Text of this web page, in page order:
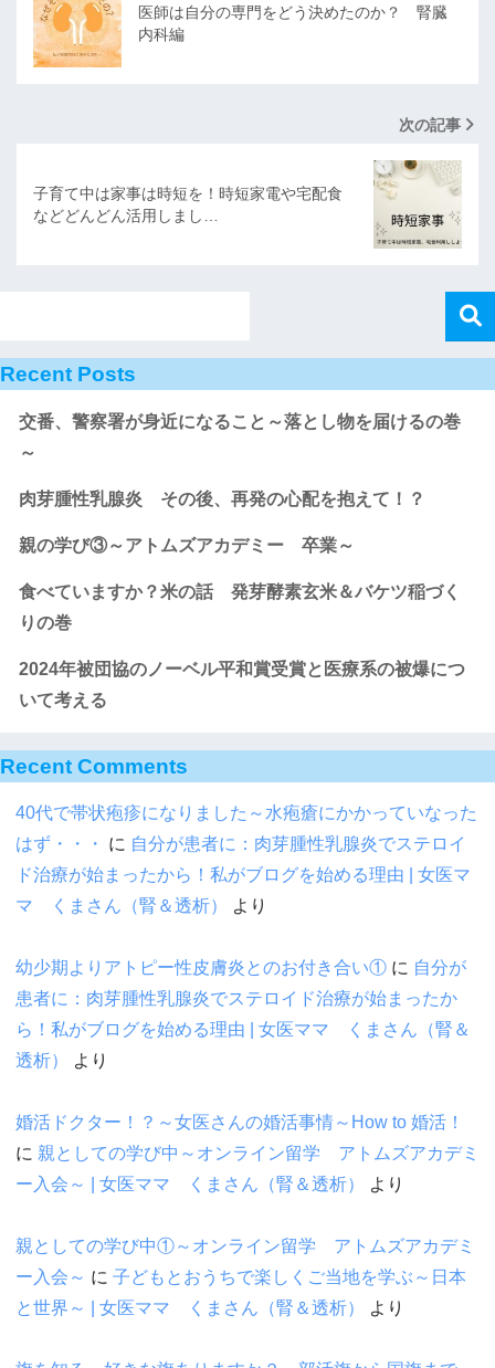
医師は自分の専門をどう決めたのか？ 腎臓
内科編
次の記事
子育て中は家事は時短を！時短家電や宅配食
などどんどん活用しまし…
Recent Posts
交番、警察署が身近になること～落とし物を届けるの巻
～
肉芽腫性乳腺炎 その後、再発の心配を抱えて！？
親の学び③～アトムズアカデミー 卒業～
食べていますか？米の話 発芽酵素玄米＆バケツ稲づく
りの巻
2024年被団協のノーベル平和賞受賞と医療系の被爆につ
いて考える
Recent Comments
40代で帯状疱疹になりました～水疱瘡にかかっていなった
はず・・・
に 自分が患者に：肉芽腫性乳腺炎でステロイ
ド治療が始まったから！私がブログを始める理由 | 女医マ
マ くまさん（腎＆透析）
より
幼少期よりアトピー性皮膚炎とのお付き合い① に 自分が
患者に：肉芽腫性乳腺炎でステロイド治療が始まったか
ら！私がブログを始める理由 | 女医ママ くまさん（腎＆
透析）
より
婚活ドクター！？～女医さんの婚活事情～How to 婚活！
に 親としての学び中～オンライン留学 アトムズアカデミ
ー入会～ | 女医ママ くまさん（腎＆透析）
より
親としての学び中①～オンライン留学 アトムズアカデミ
ー入会～ に 子どもとおうちで楽しくご当地を学ぶ～日本
と世界～ | 女医ママ くまさん（腎＆透析）
より